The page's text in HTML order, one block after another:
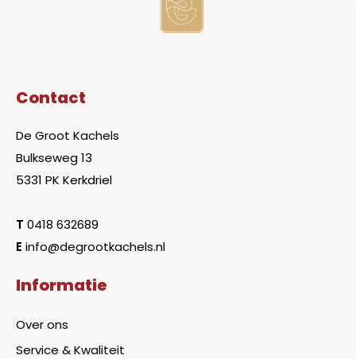
Contact
De Groot Kachels
Bulkseweg 13
5331 PK Kerkdriel
T 0418 632689
E info@degrootkachels.nl
Informatie
Over ons
Service & Kwaliteit